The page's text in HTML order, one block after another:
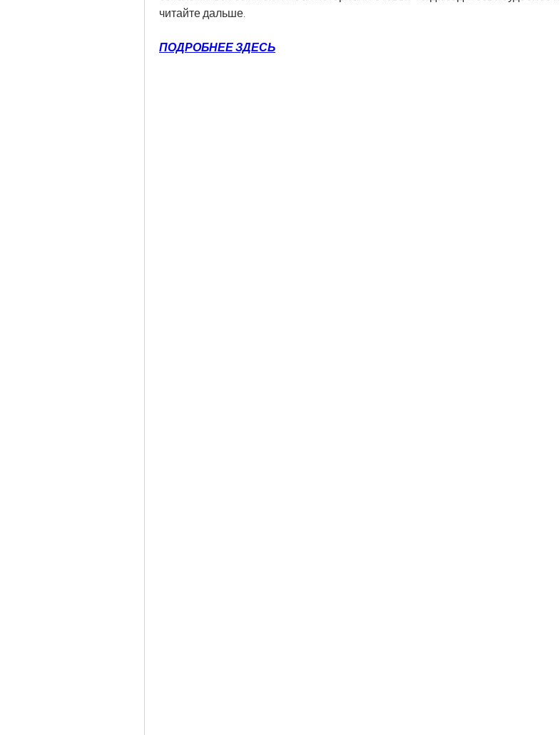
читайте дальше.
ПОДРОБНЕЕ ЗДЕСЬ